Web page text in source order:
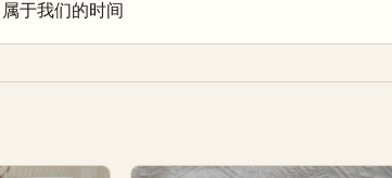
属于我们的时间